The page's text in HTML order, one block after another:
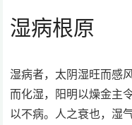
湿病根原
湿病者，太阴湿旺而感
而化湿，阳明以燥金主
以不病。人之衰也，湿